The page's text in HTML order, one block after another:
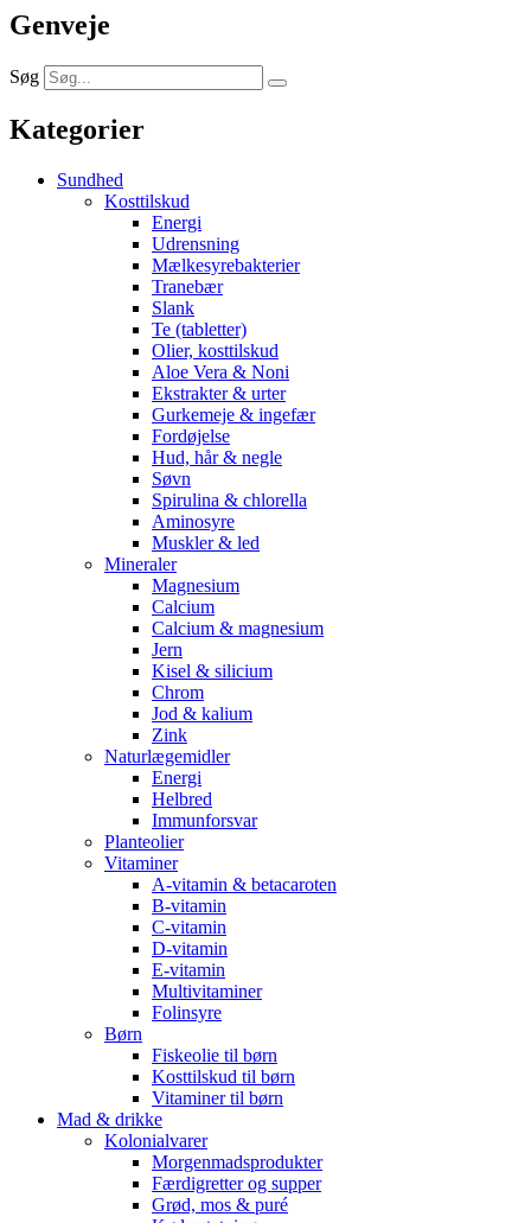
Genveje
Søg
Kategorier
Sundhed
Kosttilskud
Energi
Udrensning
Mælkesyrebakterier
Tranebær
Slank
Te (tabletter)
Olier, kosttilskud
Aloe Vera & Noni
Ekstrakter & urter
Gurkemeje & ingefær
Fordøjelse
Hud, hår & negle
Søvn
Spirulina & chlorella
Aminosyre
Muskler & led
Mineraler
Magnesium
Calcium
Calcium & magnesium
Jern
Kisel & silicium
Chrom
Jod & kalium
Zink
Naturlægemidler
Energi
Helbred
Immunforsvar
Planteolier
Vitaminer
A-vitamin & betacaroten
B-vitamin
C-vitamin
D-vitamin
E-vitamin
Multivitaminer
Folinsyre
Børn
Fiskeolie til børn
Kosttilskud til børn
Vitaminer til børn
Mad & drikke
Kolonialvarer
Morgenmadsprodukter
Færdigretter og supper
Grød, mos & puré